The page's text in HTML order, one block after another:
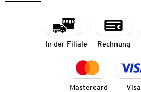
In der Filiale Rechnung
Mastercard Visa